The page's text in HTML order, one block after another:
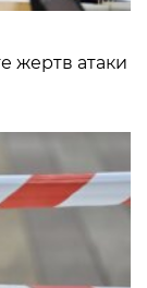
жертв атаки